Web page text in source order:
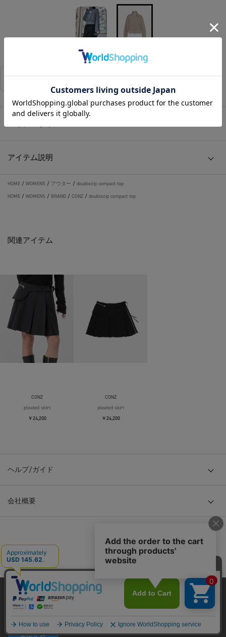
DARK GREY
相談する 店舗在庫
アイテム説明
HOME / WOMENS / アウター / doublezip compact top
HOME / WOMENS / BRAND / CONZ / doublezip compact top
関連アイテム
CONZ
pleated skirt
￥24,200
CONZ
pleated skirt
￥24,200
ヘルプ/ガイド
会社概要
© TOKYO BASE CO., LTD
当サイトはクッキー(cookie)を使用します。クッキーはサイト内
の一部の機能および、サイトの使用状況の分析からマーケティ
ング活動に利用することを目的としています。
プライバシーポリシーはこちら